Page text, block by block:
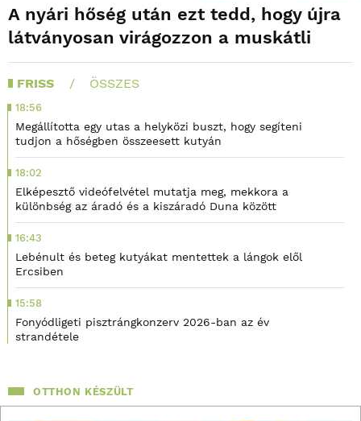
A nyári hőség után ezt tedd, hogy újra
látványosan virágozzon a muskátli
FRISS ÖSSZES
18:56
Megállította egy utas a helyközi buszt, hogy segíteni
tudjon a hőségben összeesett kutyán
18:02
Elképesztő videófelvétel mutatja meg, mekkora a
különbség az áradó és a kiszáradó Duna között
16:43
Lebénult és beteg kutyákat mentettek a lángok elől
Ercsiben
15:58
Fonyódligeti pisztrángkonzerv 2026-ban az év
strandétele
OTTHON KÉSZÜLT